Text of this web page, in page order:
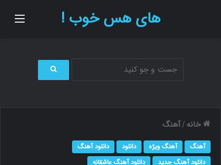
های هس خوب !
ج
خانه / آهنگ
آهنگ آهنگ ویژه دانلود
دانلود آهنگ
دانلود آهنگ جدید
دانلود آهنگ عاشقانه